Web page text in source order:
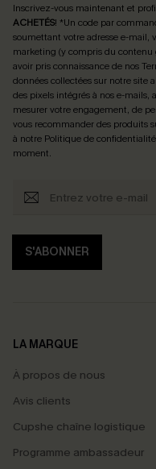
Inscrivez-vous maintenant et
ACHETÉS! *Un code par
soumettant votre adresse e-mail,
marketing (y compris du contenu
avoir pris connaissance de nos
données collectées sur notre site
des pixels intégrés à nos e-mails,
mesurer votre engagement, de
vous recommander des produits
à notre Politique de confidentialité
moment.
S'ABONNER
LA MARQUE
À propos de nous
Avis clients
Cupshe chaîne logistique
Programme ambassadeur